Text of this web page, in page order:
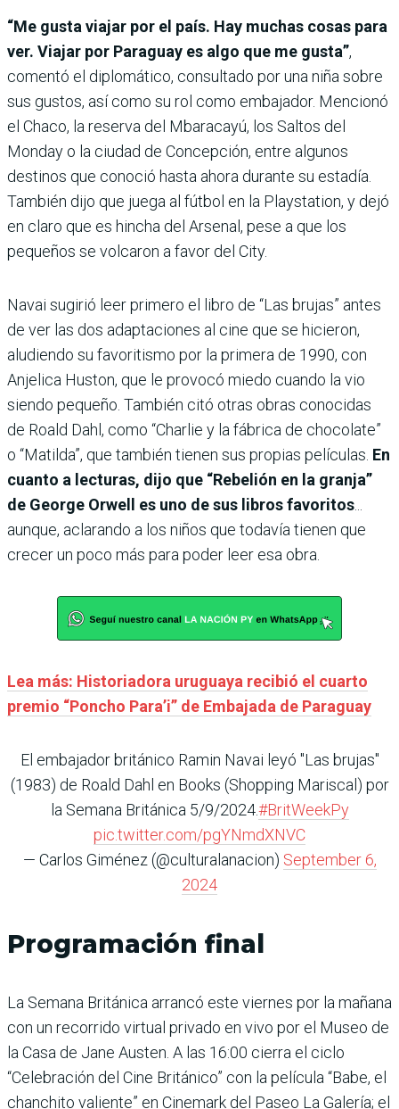
“Me gusta viajar por el país. Hay muchas cosas para
ver. Viajar por Paraguay es algo que me gusta”,
comentó el diplomático, consultado por una niña sobre
sus gustos, así como su rol como embajador. Mencionó
el Chaco, la reserva del Mbaracayú, los Saltos del
Monday o la ciudad de Concepción, entre algunos
destinos que conoció hasta ahora durante su estadía.
También dijo que juega al fútbol en la Playstation, y dejó
en claro que es hincha del Arsenal, pese a que los
pequeños se volcaron a favor del City.
Navai sugirió leer primero el libro de “Las brujas” antes
de ver las dos adaptaciones al cine que se hicieron,
aludiendo su favoritismo por la primera de 1990, con
Anjelica Huston, que le provocó miedo cuando la vio
siendo pequeño. También citó otras obras conocidas
de Roald Dahl, como “Charlie y la fábrica de chocolate”
o “Matilda”, que también tienen sus propias películas. En
cuanto a lecturas, dijo que “Rebelión en la granja”
de George Orwell es uno de sus libros favoritos
aunque, aclarando a los niños que todavía tienen que
crecer un poco más para poder leer esa obra.
Lea más: Historiadora uruguaya recibió el cuarto
premio “Poncho Para’i” de Embajada de Paraguay
El embajador británico Ramin Navai leyó "Las brujas"
(1983) de Roald Dahl en Books (Shopping Mariscal) por
la Semana Británica 5/9/2024.#BritWeekPy
pic.twitter.com/pgYNmdXNVC
— Carlos Giménez (@culturalanacion) September 6,
2024
Programación final
La Semana Británica arrancó este viernes por la mañana
con un recorrido virtual privado en vivo por el Museo de
la Casa de Jane Austen. A las 16:00 cierra el ciclo
“Celebración del Cine Británico” con la película “Babe, el
chanchito valiente” en Cinemark del Paseo La Galería; el